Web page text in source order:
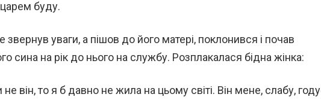
буду.
уваги, а пішов до його матері, поклонився і почав
сина на рік до нього на службу. Розплакалася бідна жінка:
він, то я б давно не жила на цьому світі. Він мене, слабу,